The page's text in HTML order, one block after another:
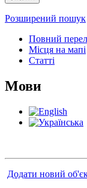
Розширений пошук
Повний
Місця на мапі
Статті
Мови
Додати новий